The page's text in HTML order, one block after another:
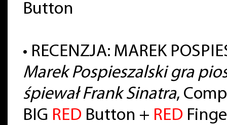
Button
• RECENZJA: MAREK
Marek Pospieszalski gra
śpiewał Frank Sinatra,
BIG RED Button + RED